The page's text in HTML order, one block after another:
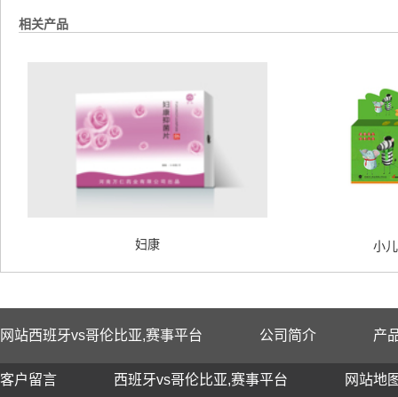
相关产品
妇康 小
网站西班牙vs哥伦比亚,赛事平台 公司简介 产
客户留言 西班牙vs哥伦比亚,赛事平台 网站地